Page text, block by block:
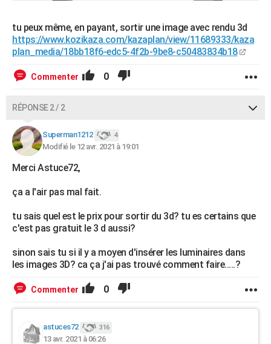
tu peux même, en payant, sortir une image avec rendu 3d
https://www.kozikaza.com/kazaplan/view/11689333/kaza
plan_media/18bb18f6-edc5-4f2b-9be8-c50483834b18
Commenter 0
RÉPONSE 2 / 2
Superman1212 4
Modifié le 12 avr. 2021 à 19:01
Merci Astuce72,
ça a l'air pas mal fait.
tu sais quel est le prix pour sortir du 3d? tu es certains que
c'est pas gratuit le 3 d aussi?
sinon sais tu si il y a moyen d'insérer les luminaires dans
les images 3D? ca ça j'ai pas trouvé comment faire.....?
Commenter 0
astuces72 316
13 avr. 2021 à 06:26